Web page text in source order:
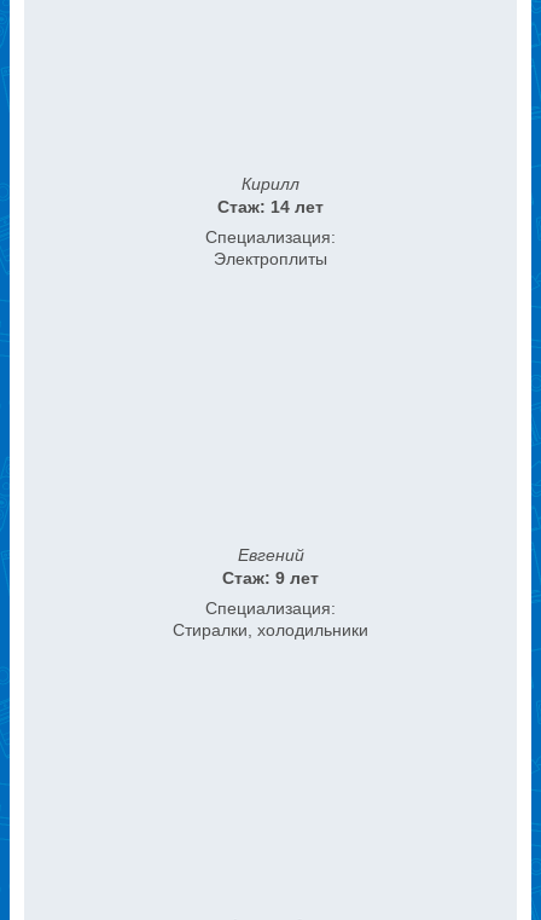
Кирилл
Стаж: 14 лет
Специализация:
Электроплиты
Евгений
Стаж: 9 лет
Специализация:
Стиралки, холодильники